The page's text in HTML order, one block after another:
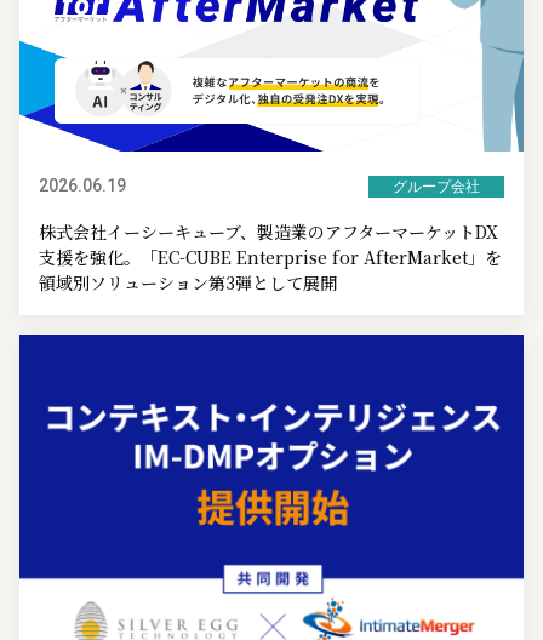
2026.06.19 グループ会社
株式会社イーシーキューブ、製造業のアフターマーケットDX
支援を強化。「EC-CUBE Enterprise for AfterMarket」を
領域別ソリューション第3弾として展開